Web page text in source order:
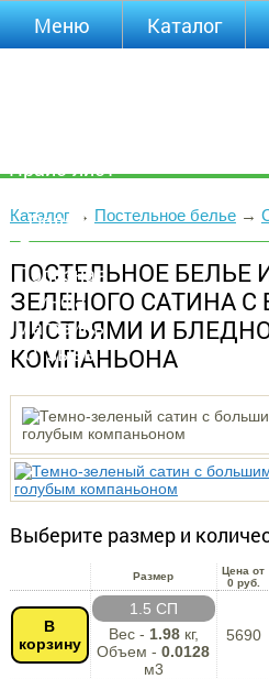
Каталог→ Постельное белье→
ПОСТЕЛЬНОЕ БЕЛЬЕ
ЗЕЛЕНОГО САТИНА
ЛИСТЬЯМИ И
КОМПАНЬОНА
Выберите размер и
Размер
Цена от
0 руб.
В
корзину
1.5 СП
Вес - 1.98кг,
Объем -0.0128
м3
5690
Меню
Прайс-лист
Оплата
Доставка
Полезная
инфа
Магазины
Отзывы
Каталог